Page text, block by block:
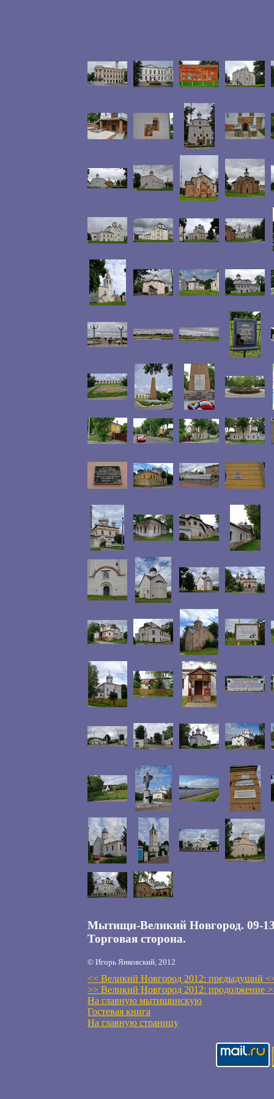
Мытищи-Великий Новгород. 09-13
Торговая сторона.
© Игорь Янковский, 2012
<< Великий Новгород 2012: предыдущий
>> Великий Новгород 2012: продолжение
На главную мытищинскую
Гостевая книга
На главную страницу